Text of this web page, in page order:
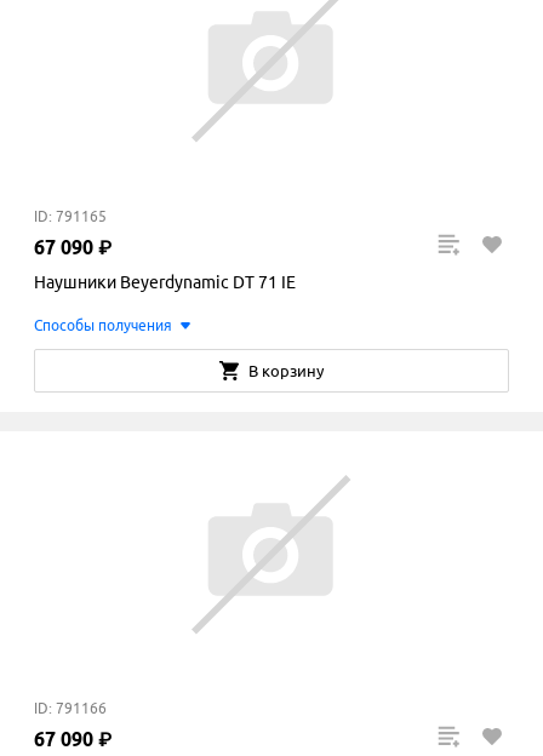
ID: 791165
67 090 ₽
Наушники Beyerdynamic DT 71 IE
Способы получения
В корзину
ID: 791166
67 090 ₽